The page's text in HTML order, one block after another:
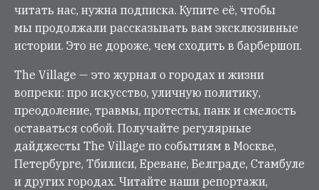
читать нас, нужна подписка. Купите её, чтобы
мы продолжали рассказывать вам эксклюзивные
истории. Это не дороже, чем сходить в барбершоп.
The Village — это журнал о городах и жизни
вопреки: про искусство, уличную политику,
преодоление, травмы, протесты, панк и смелость
оставаться собой. Получайте регулярные
дайджесты The Village по событиям в Москве,
Петербурге, Тбилиси, Ереване, Белграде, Стамбуле
и других городах. Читайте наши репортажи,